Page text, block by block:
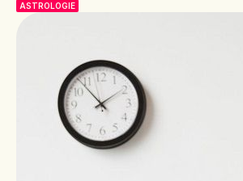
ASTROLOGIE